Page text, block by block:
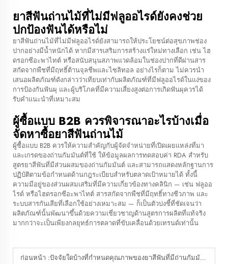
ยาสีฟันถ่านไม้ที่ไม่มีฟลูออไรด์ยังคงช่วย
ปกป้องฟันได้หรือไม่
ยาสีฟันถ่านไม้ที่ไม่มีฟลูออไรด์ยังสามารถให้ประโยชน์ต่อสุขภาพช่อง
ปากอย่างมีน้ำหนักได้ หากมีสารเสริมการสร้างแร่ใหม่ทางเลือก เช่น ไฮ
ดรอกซีอะพาไทต์ หรือสนับสนุนสภาพแวดล้อมในช่องปากที่ดีผ่านสาร
สกัดจากพืชที่มีฤทธิ์ต้านจุลชีพและไซลิทอล อย่างไรก็ตาม ไม่ควรนำ
เสนอผลิตภัณฑ์ดังกล่าวว่าเทียบเท่ากับผลิตภัณฑ์ที่มีฟลูออไรด์ในแง่ของ
การป้องกันฟันผุ และผู้บริโภคที่มีความเสี่ยงสูงต่อการเกิดฟันผุควรได้
รับคำแนะนำที่เหมาะสม
ผู้ซื้อแบบ B2B ควรพิจารณาอะไรบ้างเมื่อ
จัดหาซื้อยาสีฟันถ่านไม้
ผู้ซื้อแบบ B2B ควรให้ความสำคัญกับผู้จัดจำหน่ายที่เปิดเผยแหล่งที่มา
และเกรดของถ่านกัมมันต์ที่ใช้ ให้ข้อมูลผลการทดสอบค่า RDA สำหรับ
สูตรยาสีฟันที่มีส่วนผสมของถ่านกัมมันต์ และสามารถแสดงหลักฐานการ
ปฏิบัติตามข้อกำหนดด้านกฎระเบียบสำหรับตลาดเป้าหมายได้ ทั้งนี้
ความมีอยู่ของส่วนผสมเสริมที่มีความเกี่ยวข้องทางคลินิก — เช่น ฟลูออ
ไรด์ หรือไฮดรอกซีอะพาไทต์ สารสกัดจากพืชที่มีฤทธิ์ทางชีวภาพ และ
ระบบสารกันเสียที่เลือกใช้อย่างเหมาะสม — ก็เป็นตัวบ่งชี้ที่ชัดเจนว่า
ผลิตภัณฑ์นั้นพัฒนาขึ้นด้วยความเชี่ยวชาญด้านสูตรการผลิตที่แท้จริง
มากกว่าจะเป็นเพียงกลยุทธ์การตลาดที่ขับเคลื่อนด้วยเทรนด์เท่านั้น
ก่อนหน้า :ปัจจัยใดบ้างที่กำหนดคุณภาพของยาสีฟันที่มีถ่านกัมมันต์